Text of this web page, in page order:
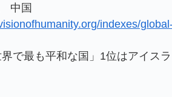
中国
indexes/